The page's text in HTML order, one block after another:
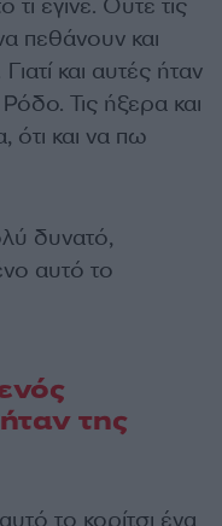
έγινε. Ούτε τις
πεθάνουν και
και αυτές ήταν
Τις ήξερα και
ότι και να πω
δυνατό,
αυτό το
της
το κορίτσι ένα